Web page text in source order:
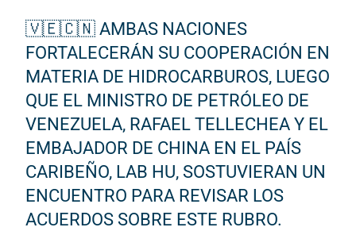
🇻🇪🇨🇳 AMBAS NACIONES
FORTALECERÁN SU COOPERACIÓN EN
MATERIA DE HIDROCARBUROS, LUEGO
QUE EL MINISTRO DE PETRÓLEO DE
VENEZUELA, RAFAEL TELLECHEA Y EL
EMBAJADOR DE CHINA EN EL PAÍS
CARIBEÑO, LAB HU, SOSTUVIERAN UN
ENCUENTRO PARA REVISAR LOS
ACUERDOS SOBRE ESTE RUBRO.